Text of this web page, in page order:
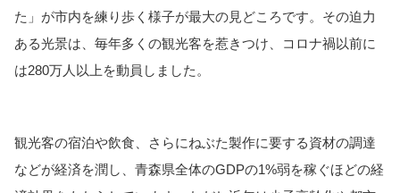
た」が市内を練り歩く様子が最大の見どころです。その迫力
ある光景は、毎年多くの観光客を惹きつけ、コロナ禍以前に
は280万人以上を動員しました。
観光客の宿泊や飲食、さらにねぶた製作に要する資材の調達
などが経済を潤し、青森県全体のGDPの1%弱を稼ぐほどの経